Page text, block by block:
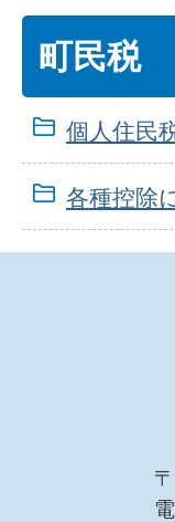
町民税
個人住民
各種控除